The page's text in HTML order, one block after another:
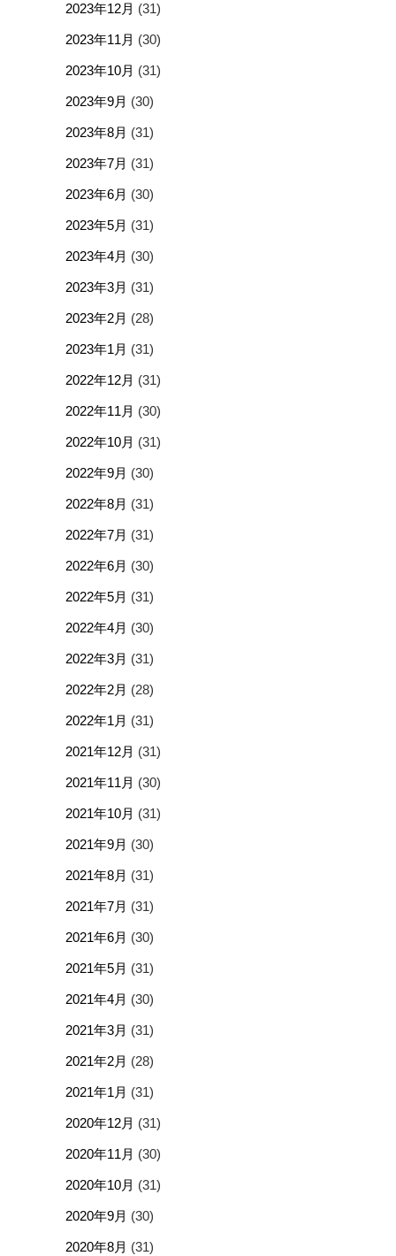
2023年12月 (31)
2023年11月 (30)
2023年10月 (31)
2023年9月 (30)
2023年8月 (31)
2023年7月 (31)
2023年6月 (30)
2023年5月 (31)
2023年4月 (30)
2023年3月 (31)
2023年2月 (28)
2023年1月 (31)
2022年12月 (31)
2022年11月 (30)
2022年10月 (31)
2022年9月 (30)
2022年8月 (31)
2022年7月 (31)
2022年6月 (30)
2022年5月 (31)
2022年4月 (30)
2022年3月 (31)
2022年2月 (28)
2022年1月 (31)
2021年12月 (31)
2021年11月 (30)
2021年10月 (31)
2021年9月 (30)
2021年8月 (31)
2021年7月 (31)
2021年6月 (30)
2021年5月 (31)
2021年4月 (30)
2021年3月 (31)
2021年2月 (28)
2021年1月 (31)
2020年12月 (31)
2020年11月 (30)
2020年10月 (31)
2020年9月 (30)
2020年8月 (31)